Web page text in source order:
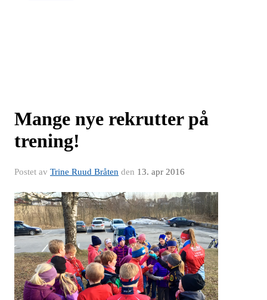
Mange nye rekrutter på
trening!
Postet av Trine Ruud Bråten den 13. apr 2016